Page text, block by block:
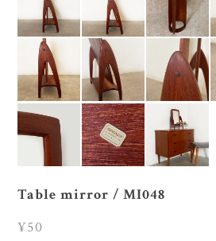
Table mirror / MI048
¥50